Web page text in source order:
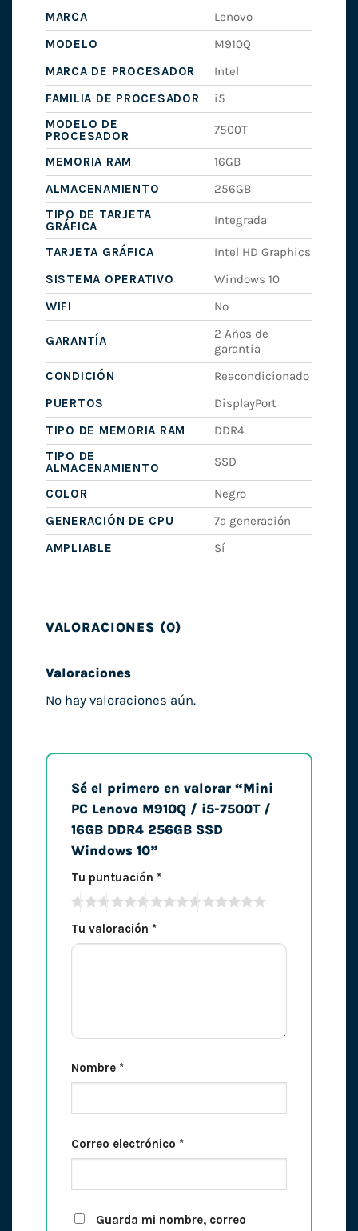
MARCA
Lenovo
MODELO
M910Q
MARCA DE PROCESADOR
Intel
FAMILIA DE PROCESADOR
i5
MODELO DE
PROCESADOR
7500T
MEMORIA RAM
16GB
ALMACENAMIENTO
256GB
TIPO DE TARJETA
GRÁFICA
Integrada
TARJETA GRÁFICA
Intel HD Graphics
SISTEMA OPERATIVO
Windows 10
WIFI
No
GARANTÍA
2 Años de
garantía
CONDICIÓN
Reacondicionado
PUERTOS
DisplayPort
TIPO DE MEMORIA RAM
DDR4
TIPO DE
ALMACENAMIENTO
SSD
COLOR
Negro
GENERACIÓN DE CPU
7ª generación
AMPLIABLE
Sí
VALORACIONES (0)
Valoraciones
No hay valoraciones aún.
Sé el primero en valorar “Mini
PC Lenovo M910Q / i5-7500T /
16GB DDR4 256GB SSD
Windows 10”
Tu puntuación *
Tu valoración *
Nombre *
Correo electrónico *
Guarda mi nombre, correo